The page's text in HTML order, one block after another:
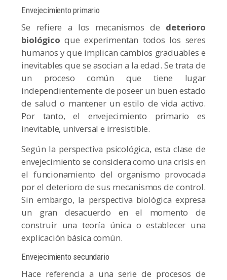
Envejecimiento primario
Se refiere a los mecanismos de deterioro
biológico que experimentan todos los seres
humanos y que implican cambios graduables e
inevitables que se asocian a la edad. Se trata de
un proceso común que tiene lugar
independientemente de poseer un buen estado
de salud o mantener un estilo de vida activo.
Por tanto, el envejecimiento primario es
inevitable, universal e irresistible.
Según la perspectiva psicológica, esta clase de
envejecimiento se considera como una crisis en
el funcionamiento del organismo provocada
por el deterioro de sus mecanismos de control.
Sin embargo, la perspectiva biológica expresa
un gran desacuerdo en el momento de
construir una teoría única o establecer una
explicación básica común.
Envejecimiento secundario
Hace referencia a una serie de procesos de